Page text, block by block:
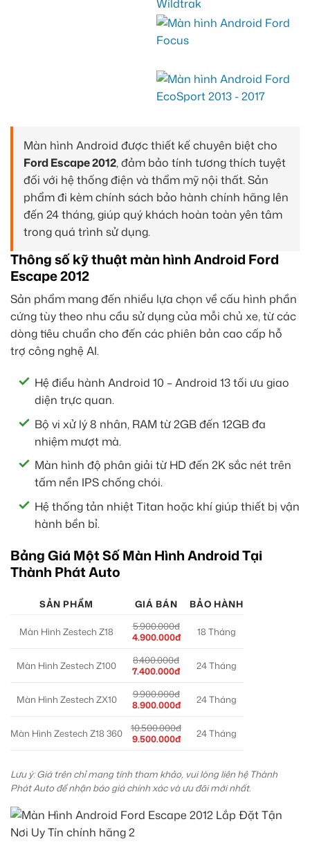
Màn hình Android được thiết kế chuyên biệt cho
Ford Escape 2012, đảm bảo tính tương thích tuyệt
đối với hệ thống điện và thẩm mỹ nội thất. Sản
phẩm đi kèm chính sách bảo hành chính hãng lên
đến 24 tháng, giúp quý khách hoàn toàn yên tâm
trong quá trình sử dụng.
Thông số kỹ thuật màn hình Android Ford
Escape 2012
Sản phẩm mang đến nhiều lựa chọn về cấu hình phần
cứng tùy theo nhu cầu sử dụng của mỗi chủ xe, từ các
dòng tiêu chuẩn cho đến các phiên bản cao cấp hỗ
trợ công nghệ AI.
Hệ điều hành Android 10 – Android 13 tối ưu giao
diện trực quan.
Bộ vi xử lý 8 nhân, RAM từ 2GB đến 12GB đa
nhiệm mượt mà.
Màn hình độ phân giải từ HD đến 2K sắc nét trên
tấm nền IPS chống chói.
Hệ thống tản nhiệt Titan hoặc khí giúp thiết bị vận
hành bền bỉ.
Bảng Giá Một Số Màn Hình Android Tại
Thành Phát Auto
SẢN PHẨM GIÁ BÁN BẢO HÀNH
Màn Hình Zestech Z18
5.900.000đ
4.900.000đ
18 Tháng
Màn Hình Zestech Z100
8.400.000đ
7.400.000đ
24 Tháng
Màn Hình Zestech ZX10
9.900.000đ
8.900.000đ
24 Tháng
Màn Hình Zestech Z18 360
10.500.000đ
9.500.000đ
24 Tháng
Lưu ý: Giá trên chỉ mang tính tham khảo, vui lòng liên hệ Thành
Phát Auto để nhận báo giá chính xác và ưu đãi mới nhất.